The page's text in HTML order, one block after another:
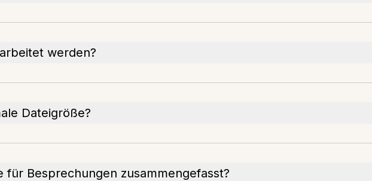
werden?
Dateigröße?
für Besprechungen zusammengefasst?